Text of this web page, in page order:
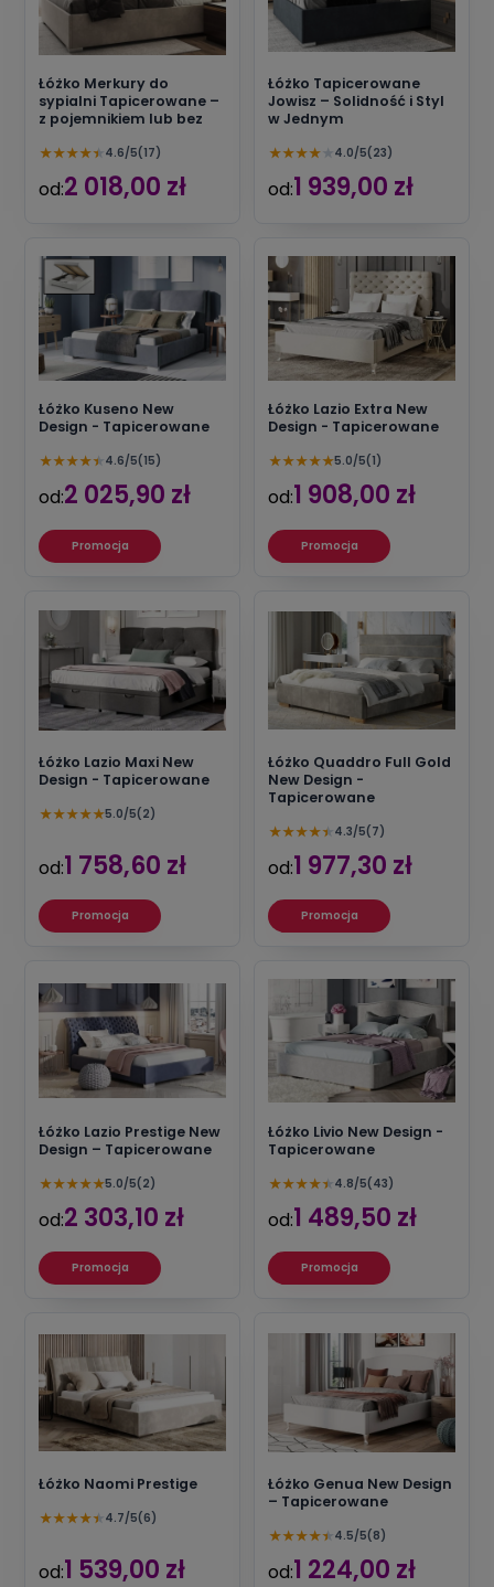
Łóżko Merkury do
sypialni Tapicerowane –
z pojemnikiem lub bez
★★★★★ 4.6/5(17)
od:2 018,00 zł
Łóżko Tapicerowane
Jowisz – Solidność i Styl
w Jednym
★★★★ ★ 4.0/5(23)
od:1 939,00 zł
Łóżko Kuseno New
Design - Tapicerowane
★★★★★ 4.6/5(15)
od:2 025,90 zł
Promocja
Łóżko Lazio Extra New
Design - Tapicerowane
★★★★★5.0/5(1)
od:1 908,00 zł
Promocja
Łóżko Lazio Maxi New
Design - Tapicerowane
★★★★★5.0/5(2)
od:1 758,60 zł
Promocja
Łóżko Quaddro Full Gold
New Design -
Tapicerowane
★★★★★ 4.3/5(7)
od:1 977,30 zł
Promocja
Łóżko Lazio Prestige New
Design – Tapicerowane
★★★★★5.0/5(2)
od:2 303,10 zł
Promocja
Łóżko Livio New Design -
Tapicerowane
★★★★★ 4.8/5(43)
od:1 489,50 zł
Promocja
Łóżko Naomi Prestige
★★★★★ 4.7/5(6)
od:1 539,00 zł
Łóżko Genua New Design
– Tapicerowane
★★★★★ 4.5/5(8)
od:1 224,00 zł